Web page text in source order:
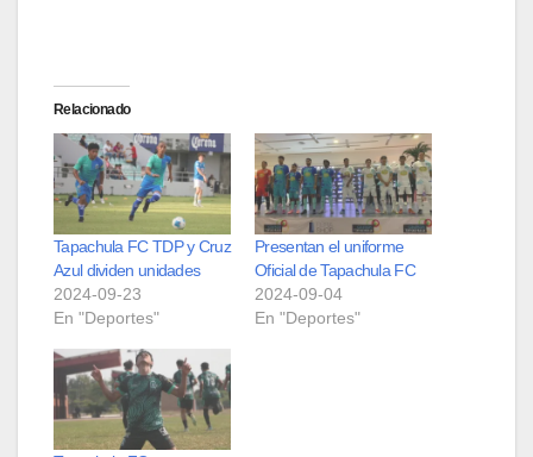
Relacionado
Tapachula FC TDP y Cruz
Azul dividen unidades
2024-09-23
En "Deportes"
Presentan el uniforme
Oficial de Tapachula FC
2024-09-04
En "Deportes"